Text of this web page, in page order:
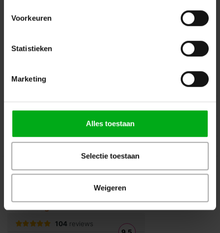
Voorkeuren
Statistieken
Marketing
Alles toestaan
Selectie toestaan
Weigeren
Volg ons op Instagram
Klantenservice
Kennisbank
Beoordelingen